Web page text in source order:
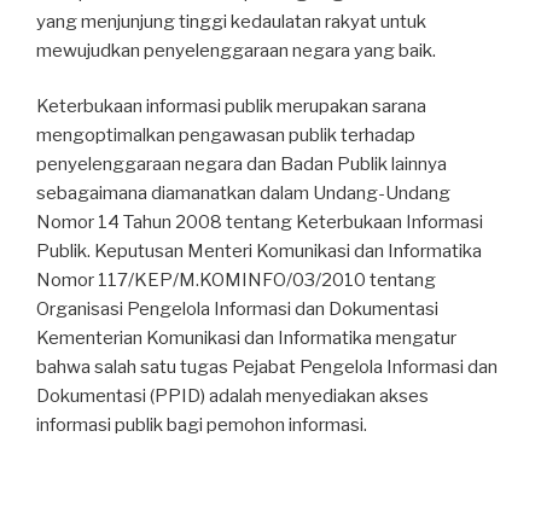
yang menjunjung tinggi kedaulatan rakyat untuk
mewujudkan penyelenggaraan negara yang baik.
Keterbukaan informasi publik merupakan sarana
mengoptimalkan pengawasan publik terhadap
penyelenggaraan negara dan Badan Publik lainnya
sebagaimana diamanatkan dalam Undang-Undang
Nomor 14 Tahun 2008 tentang Keterbukaan Informasi
Publik. Keputusan Menteri Komunikasi dan Informatika
Nomor 117/KEP/M.KOMINFO/03/2010 tentang
Organisasi Pengelola Informasi dan Dokumentasi
Kementerian Komunikasi dan Informatika mengatur
bahwa salah satu tugas Pejabat Pengelola Informasi dan
Dokumentasi (PPID) adalah menyediakan akses
informasi publik bagi pemohon informasi.